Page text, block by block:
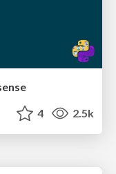
4 2.5k